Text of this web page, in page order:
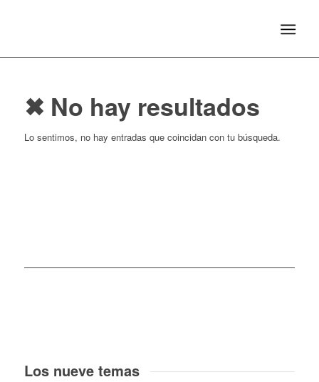
✖ No hay resultados
Lo sentimos, no hay entradas que coincidan con tu búsqueda.
Los nueve temas